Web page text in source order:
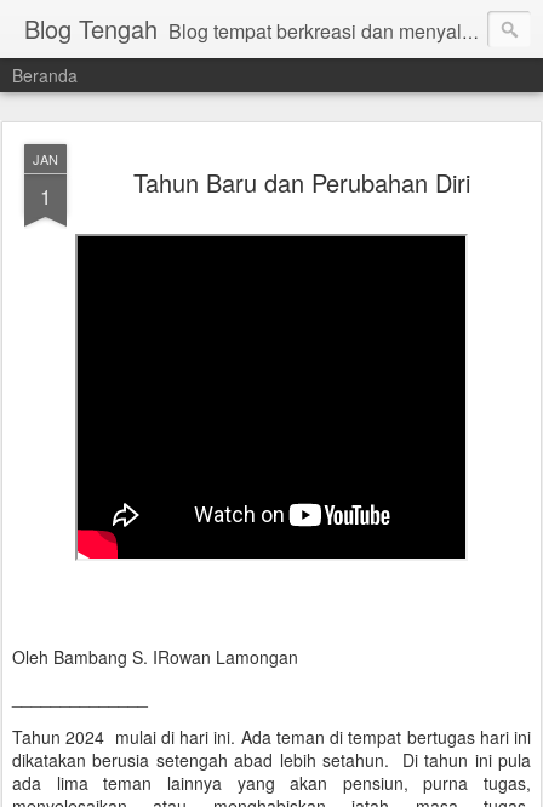
Blog Tengah Blog tempat berkreasi dan menyalurkan gagasan yang manfaat. Bambang Sugiharto.
Beranda
JAN
1 Tahun Baru dan Perubahan Diri
Oleh Bambang S. IRowan Lamongan
Tahun 2024 mulai di hari ini. Ada teman di tempat bertugas hari ini
dikatakan berusia setengah abad lebih setahun. Di tahun ini pula
ada lima teman lainnya yang akan pensiun, purna tugas,